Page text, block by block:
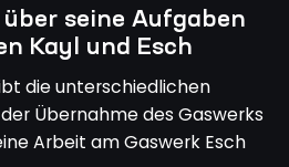
seine Aufgaben
Kayl und Esch
die unterschiedlichen
Übernahme des Gaswerks
Arbeit am Gaswerk Esch